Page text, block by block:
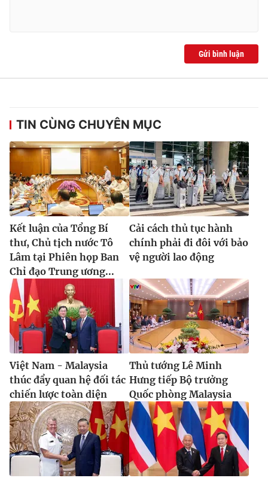
024.38 355 931 - 024.38 355 932
Email:toasoan@vtv.vn
® Cấm sao chép dưới mọi hình thức nếu không có sự chấp
thuận bằng văn bản. Ghi rõ nguồn VTV.vn khi phát hành lại
thông tin từ website này.
Gửi bình luận
TIN CÙNG CHUYÊN MỤC
Kết luận của Tổng Bí
thư, Chủ tịch nước Tô
Lâm tại Phiên họp Ban
Chỉ đạo Trung ương...
Cải cách thủ tục hành
chính phải đi đôi với bảo
vệ người lao động
Việt Nam - Malaysia
thúc đẩy quan hệ đối tác
chiến lược toàn diện
Thủ tướng Lê Minh
Hưng tiếp Bộ trưởng
Quốc phòng Malaysia